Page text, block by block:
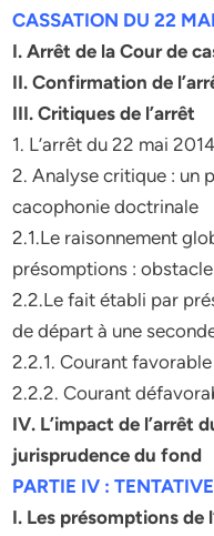
CASSATION DU 22
I. Arrêt de la Cour de
II. Confirmation de
III. Critiques de l’arrêt
1. L’arrêt du 22 mai
2. Analyse critique : un
cacophonie doctrinale
2.1.Le raisonnement
présomptions :
2.2.Le fait établi par
de départ à une
2.2.1. Courant favorable
2.2.2. Courant
IV. L’impact de l’arrêt
jurisprudence du fond
PARTIE IV :
I. Les présomptions de